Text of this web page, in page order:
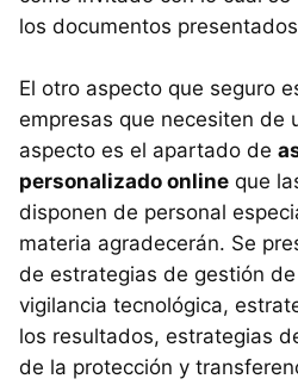
los documentos
El otro aspecto que seguro
empresas que necesiten de
aspecto es el apartado de
personalizado online que
disponen de personal
materia agradecerán. Se
de estrategias de gestión
vigilancia tecnológica,
los resultados, estrategias
de la protección y